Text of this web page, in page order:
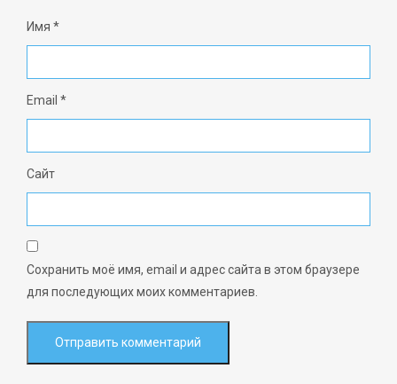
Имя *
Email *
Сайт
Сохранить моё имя, email и адрес сайта в этом браузере
для последующих моих комментариев.